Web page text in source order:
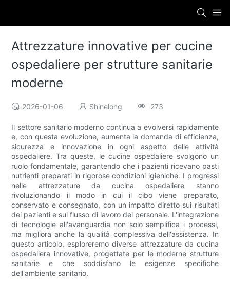
Attrezzature innovative per cucine
ospedaliere per strutture sanitarie
moderne
2026-01-06 Shinelong 273
Il settore sanitario moderno continua a evolversi rapidamente
e, con questa evoluzione, aumenta la domanda di efficienza,
sicurezza e innovazione in ogni aspetto delle attività
ospedaliere. Tra queste, le cucine ospedaliere svolgono un
ruolo fondamentale, garantendo che i pazienti ricevano pasti
nutrienti preparati in rigorose condizioni igieniche. I progressi
nelle attrezzature da cucina ospedaliere stanno
rivoluzionando il modo in cui il cibo viene preparato,
conservato e consegnato, con un impatto diretto sui risultati
dei pazienti e sul flusso di lavoro del personale. L'integrazione
di tecnologie all'avanguardia non solo semplifica i processi,
ma migliora anche la qualità complessiva dell'assistenza. In
questo articolo, esploreremo diverse attrezzature da cucina
ospedaliera innovative, progettate per le moderne strutture
sanitarie e che soddisfano le esigenze specifiche
dell'ambiente sanitario.